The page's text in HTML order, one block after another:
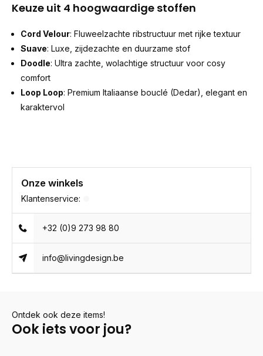
Keuze uit 4 hoogwaardige stoffen
Cord Velour: Fluweelzachte ribstructuur met rijke textuur
Suave: Luxe, zijdezachte en duurzame stof
Doodle: Ultra zachte, wolachtige structuur voor cosy
comfort
Loop Loop: Premium Italiaanse bouclé (Dedar), elegant en
karaktervol
Onze winkels
Klantenservice:
+32 (0)9 273 98 80
info@livingdesign.be
Ontdek ook deze items!
Ook iets voor jou?